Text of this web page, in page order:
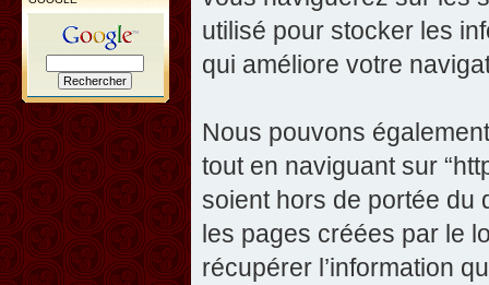
utilisé pour stocker les
qui améliore votre
Nous pouvons
tout en naviguant sur
soient hors de portée du
les pages créées par le
récupérer l’information